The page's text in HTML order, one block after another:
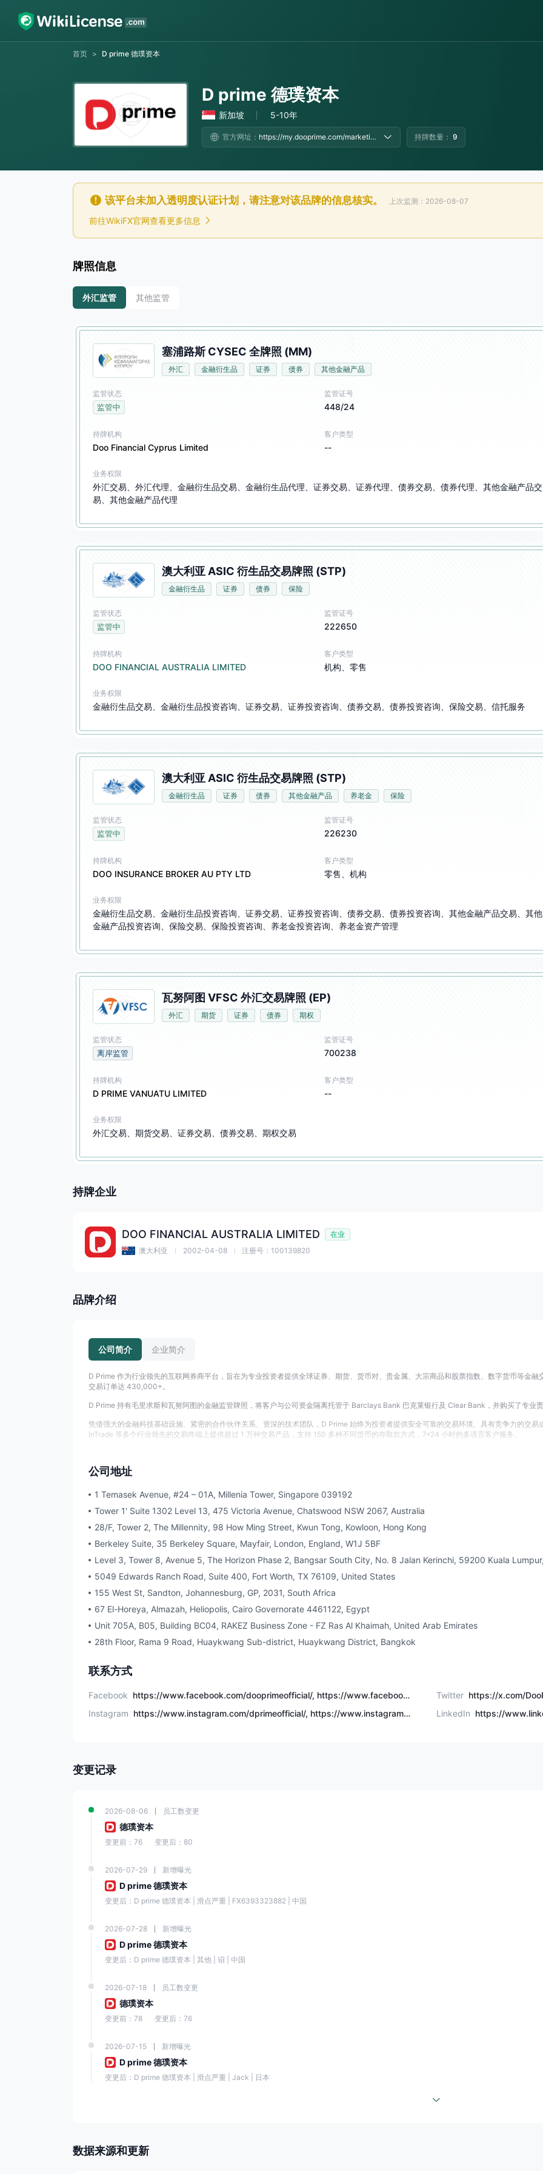
首页 > D prime 德璞资本
D prime 德璞资本
新加坡 5-10年
官方网址： https://my.dooprime.com/marketing/links/go/4217 持牌数量： 9
该平台未加入透明度认证计划，请注意对该品牌的信息核实。 上次监测：2026-08-07
前往WikiFX官网查看更多信息
牌照信息
外汇监管 其他监管
塞浦路斯 CYSEC 全牌照 (MM)
外汇 金融衍生品 证券 债券 其他金融产品
监管状态
监管中
监管证号
448/24
持牌机构
Doo Financial Cyprus Limited
客户类型
--
业务权限
外汇交易、外汇代理、金融衍生品交易、金融衍生品代理、证券交易、证券代理、债券交易、债券代理、其他金融产品交
易、其他金融产品代理
澳大利亚 ASIC 衍生品交易牌照 (STP)
金融衍生品 证券 债券 保险
监管状态
监管中
监管证号
222650
持牌机构
DOO FINANCIAL AUSTRALIA LIMITED
客户类型
机构、零售
业务权限
金融衍生品交易、金融衍生品投资咨询、证券交易、证券投资咨询、债券交易、债券投资咨询、保险交易、信托服务
澳大利亚 ASIC 衍生品交易牌照 (STP)
金融衍生品 证券 债券 其他金融产品 养老金 保险
监管状态
监管中
监管证号
226230
持牌机构
DOO INSURANCE BROKER AU PTY LTD
客户类型
零售、机构
业务权限
金融衍生品交易、金融衍生品投资咨询、证券交易、证券投资咨询、债券交易、债券投资咨询、其他金融产品交易、其他
金融产品投资咨询、保险交易、保险投资咨询、养老金投资咨询、养老金资产管理
瓦努阿图 VFSC 外汇交易牌照 (EP)
外汇 期货 证券 债券 期权
监管状态
离岸监管
监管证号
700238
持牌机构
D PRIME VANUATU LIMITED
客户类型
--
业务权限
外汇交易、期货交易、证券交易、债券交易、期权交易
持牌企业
DOO FINANCIAL AUSTRALIA LIMITED
在业
澳大利亚
2002-04-08 注册号：100139820
品牌介绍
公司简介 企业简介
D Prime 作为行业领先的互联网券商平台，旨在为专业投资者提供全球证券、期货、货币对、贵金属、大宗商品和股票指数、数字货币等金
交易订单达 430,000+。
D Prime 持有毛里求斯和瓦努阿图的金融监管牌照，将客户与公司资金隔离托管于 Barclays Bank 巴克莱银行及 Clear Bank，并购买了专业
凭借强大的金融科技基础设施、紧密的合作伙伴关系、资深的技术团队，D Prime 始终为投资者提供安全可靠的交易环境、具有竞争力的交
InTrade 等多个行业领先的交易终端上提供超过 1 万种交易产品，支持 150 多种不同货币的存取款方式，7*24 小时的多语言客户服务。
公司地址
1 Temasek Avenue, #24 – 01A, Millenia Tower, Singapore 039192
Tower 1' Suite 1302 Level 13, 475 Victoria Avenue, Chatswood NSW 2067, Australia
28/F, Tower 2, The Millennity, 98 How Ming Street, Kwun Tong, Kowloon, Hong Kong
Berkeley Suite, 35 Berkeley Square, Mayfair, London, England, W1J 5BF
Level 3, Tower 8, Avenue 5, The Horizon Phase 2, Bangsar South City, No. 8 Jalan Kerinchi, 59200 Kuala
5049 Edwards Ranch Road, Suite 400, Fort Worth, TX 76109, United States
155 West St, Sandton, Johannesburg, GP, 2031, South Africa
67 El-Horeya, Almazah, Heliopolis, Cairo Governorate 4461122, Egypt
Unit 705A, B05, Building BC04, RAKEZ Business Zone - FZ Ras Al Khaimah, United Arab Emirates
28th Floor, Rama 9 Road, Huaykwang Sub-district, Huaykwang District, Bangkok
联系方式
Facebook https://www.facebook.com/dooprimeofficial/, https://www.facebook.com/DooPrimeSpanish, https://www.facebook.com/DooPrimePortuguese, https://www.facebook.com/DooPrimeVI, https://www.facebook.com/DooPrimeTH/
Twitter
Instagram
https://www.instagram.com/dprimeofficial/, https://www.instagram.com/dprimelatino/, https://www.instagram.com/dprimeportugues/, https://www.instagram.com/dprimevietnam/, https://www.instagram.com/dprimethai/ LinkedIn
变更记录
2026-08-06 员工数变更
德璞资本
变更前：76 变更后：80
2026-07-29 新增曝光
D prime 德璞资本
变更后：D prime 德璞资本 | 滑点严重 | FX6393323882 | 中国
2026-07-28 新增曝光
D prime 德璞资本
变更后：D prime 德璞资本 | 其他 | 诏 | 中国
2026-07-18 员工数变更
德璞资本
变更前：78 变更后：76
2026-07-15 新增曝光
D prime 德璞资本
变更后：D prime 德璞资本 | 滑点严重 | Jack | 日本
数据来源和更新